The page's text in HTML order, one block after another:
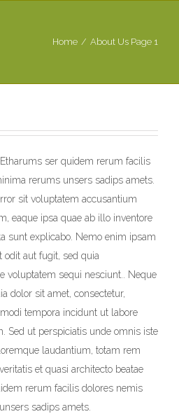
Home / About Us Page 1
ser quidem rerum facilis
rerums unsers sadips amets.
sit voluptatem accusantium
eaque ipsa quae ab illo inventore
sunt explicabo. Nemo enim ipsam
odit aut fugit, sed quia
voluptatem sequi nesciunt.. Neque
dolor sit amet, consectetur,
tempora incidunt ut labore
Sed ut perspiciatis unde omnis iste
laudantium, totam rem
et quasi architecto beatae
rerum facilis dolores nemis
sadips amets.